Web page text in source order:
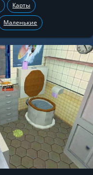
Карты
Маленькие